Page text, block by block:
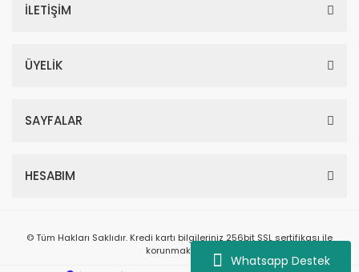
Whatsapp Destek
İLETİŞİM
ÜYELİK
SAYFALAR
HESABIM
© Tüm Hakları Saklıdır. Kredi kartı bilgileriniz 256bit SSL sertifikası ile
korunmaktadır.